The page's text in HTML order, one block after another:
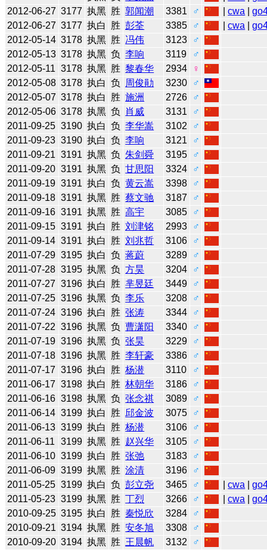
2012-06-27 3177 执黑 胜 郭闻潮 3381 ♂ |cwa |
2012-06-27 3177 执白 胜 彭荃 3385 ♂ |cwa |
2012-05-14 3178 执黑 胜 冯伟 3123
♂
2012-05-13 3178 执黑 负 李响 3119
♂
2012-05-11 3178 执黑 胜 黎春华 2934
♀
2012-05-08 3178 执白 负 周俊勛 3230
♂
2012-05-07 3178 执白 胜 施洲 2726
♂
2012-05-06 3178 执黑 负 肖威 3131
♂
2011-09-25 3190 执白 负 李华嵩 3102
♂
2011-09-23 3190 执白 负 李响 3121
♂
2011-09-21 3191 执黑 负 朱剑舜 3195
♂
2011-09-20 3191 执黑 负 甘思阳 3324
♂
2011-09-19 3191 执白 负 黄云嵩 3398
♂
2011-09-18 3191 执黑 胜 蔡文驰 3187
♂
2011-09-16 3191 执黑 胜 高宇 3085
♂
2011-09-15 3191 执白 胜 刘津铭 2993
♂
2011-09-14 3191 执白 胜 刘兆哲 3106
♂
2011-07-29 3195 执白 负 蒋蔚 3289
♂
2011-07-28 3195 执黑 负 方昊 3204
♂
2011-07-27 3196 执白 胜 芈昱廷 3449
♂
2011-07-25 3196 执黑 负 李乐 3208
♂
2011-07-24 3196 执白 胜 张涛 3344
♂
2011-07-22 3196 执黑 负 曹潇阳 3340
♂
2011-07-19 3196 执黑 负 张昊 3229
♂
2011-07-18 3196 执黑 胜 李轩豪 3386
♂
2011-07-17 3196 执白 胜 杨潜 3110
♂
2011-06-17 3198 执白 胜 林朝华 3186
♂
2011-06-16 3198 执黑 负 张念祺 3089
♂
2011-06-14 3199 执白 胜 邱金波 3075
♂
2011-06-13 3199 执白 胜 杨潜 3106
♂
2011-06-11
3199 执黑 胜 赵兴华 3105
♂
2011-06-10 3199 执白 胜 张弛 3183
♂
2011-06-09 3199 执黑 胜 涂清 3196
♂
2011-05-25 3199 执白 负 彭立尧 3465 ♂ |cwa |
2011-05-23 3199 执黑 胜 丁烈 3266 ♂ |cwa |
2010-09-25 3195 执白 胜 秦悦欣 3284
♂
2010-09-21 3194 执黑 胜 安冬旭 3308
♂
2010-09-20 3194 执黑 胜 王晨帆 3132
♂